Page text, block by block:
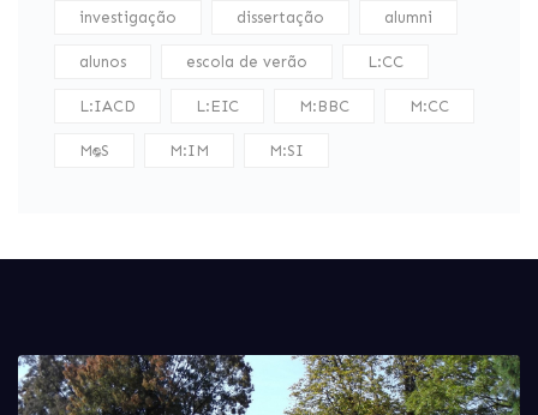
investigação dissertação alumni
alunos escola de verão L:CC
L:IACD L:EIC M:BBC M:CC
M:DS M:IM M:SI